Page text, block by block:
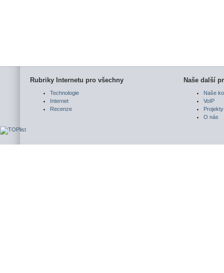
Rubriky Internetu pro všechny
Technologie
Internet
Recenze
Naše další
Naše
VoIP
Projekty
O nás